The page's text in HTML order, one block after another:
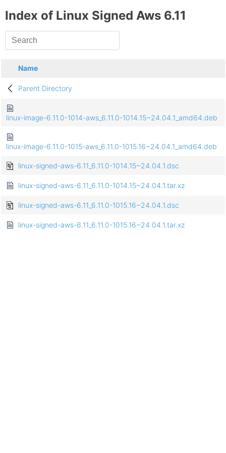
Index of Linux Signed Aws 6.11
Name
Parent Directory
linux-image-6.11.0-1014-aws_6.11.0-1014.15~24.04.1_amd64.deb
linux-image-6.11.0-1015-aws_6.11.0-1015.16~24.04.1_amd64.deb
linux-signed-aws-6.11_6.11.0-1014.15~24.04.1.dsc
linux-signed-aws-6.11_6.11.0-1014.15~24.04.1.tar.xz
linux-signed-aws-6.11_6.11.0-1015.16~24.04.1.dsc
linux-signed-aws-6.11_6.11.0-1015.16~24.04.1.tar.xz